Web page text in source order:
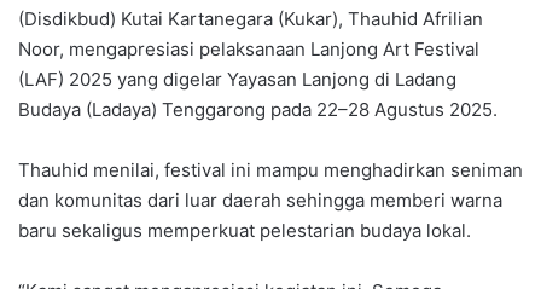
(Disdikbud) Kutai Kartanegara (Kukar), Thauhid Afrilian
Noor, mengapresiasi pelaksanaan Lanjong Art Festival
(LAF) 2025 yang digelar Yayasan Lanjong di Ladang
Budaya (Ladaya) Tenggarong pada 22–28 Agustus 2025.
Thauhid menilai, festival ini mampu menghadirkan seniman
dan komunitas dari luar daerah sehingga memberi warna
baru sekaligus memperkuat pelestarian budaya lokal.